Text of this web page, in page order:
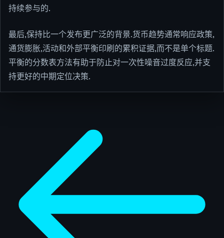
持续参与的.
最后,保持比一个发布更广泛的背景.货币趋势通常响应政策,
通货膨胀,活动和外部平衡印刷的累积证据,而不是单个标题.
平衡的分数表方法有助于防止对一次性噪音过度反应,并支
持更好的中期定位决策.